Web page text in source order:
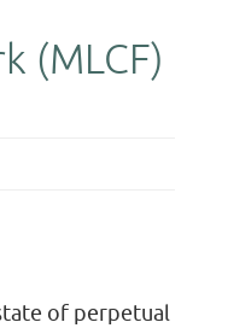
(MLCF)
of perpetual